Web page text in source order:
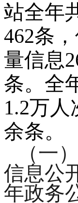
站全年
462条
量信息
条。全
1.2万人
余条。
（一
信息公
年政务